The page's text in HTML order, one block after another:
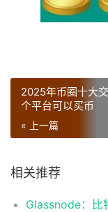
2025年币圈十大
个平台可以买币
« 上一篇
相关推荐